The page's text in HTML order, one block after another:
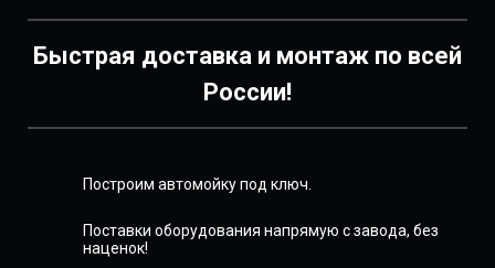
Быстрая доставка и монтаж по всей
России!
Построим автомойку под ключ.
Поставки оборудования напрямую с завода, без
наценок!